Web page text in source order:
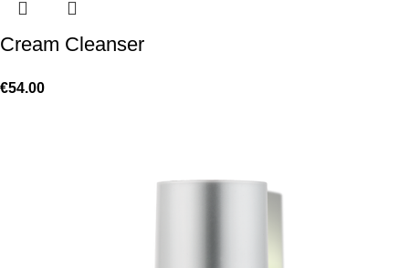
Cream Cleanser
€54.00